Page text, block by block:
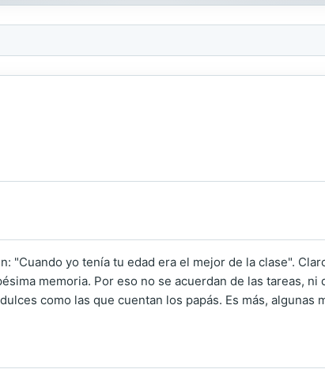
"Cuando yo tenía tu edad era el mejor de la clase".
memoria. Por eso no se acuerdan de las tareas,
como las que cuentan los papás. Es más,